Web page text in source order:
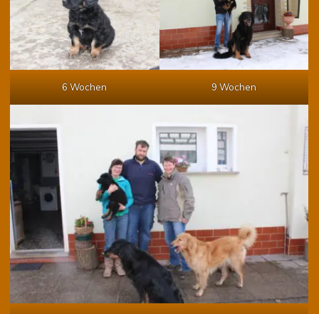
6 Wochen 9 Wochen